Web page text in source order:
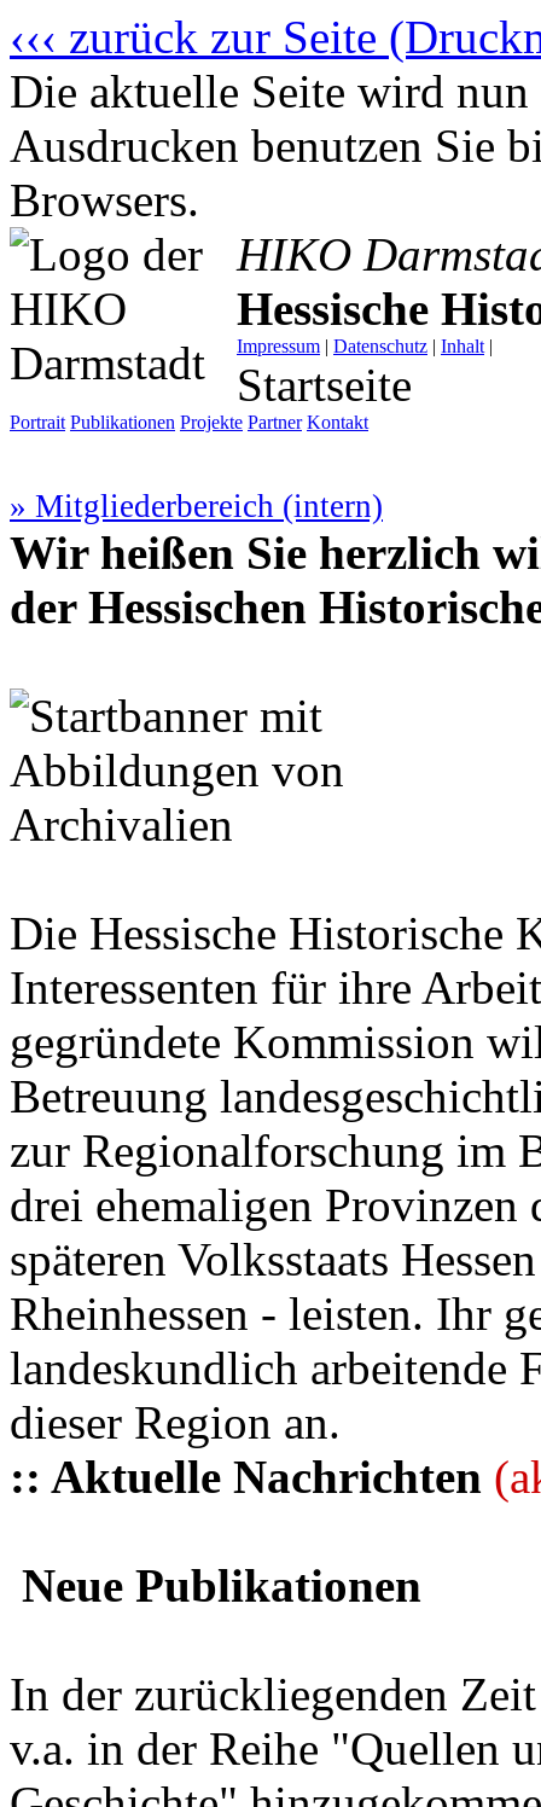
‹‹‹ zurück zur Seite
Die aktuelle Seite wird
Ausdrucken benutzen Sie
Browsers.
HIKO
Hessische
Impressum | Datenschutz | Inhalt |
Startseite
Portrait Publikationen Projekte Partner Kontakt
» Mitgliederbereich (intern)
Wir heißen Sie herzlich
der Hessischen
Die Hessische Historische
Interessenten für ihre
gegründete Kommission
Betreuung
zur Regionalforschung im
drei ehemaligen Provinzen
späteren Volksstaats
Rheinhessen - leisten. Ihr
landeskundlich arbeitende
dieser Region an.
:: Aktuelle Nachrichten
Neue Publikationen
In der zurückliegenden
v.a. in der Reihe "Quellen